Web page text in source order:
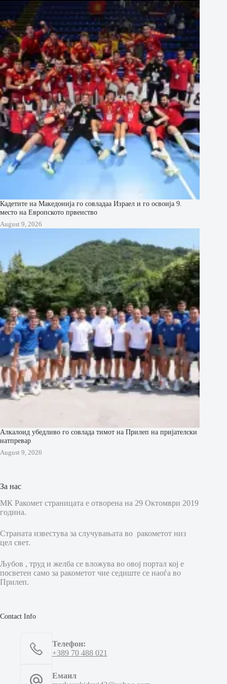
Кадетите на Македонија го совладаа Израел и го освоија 9.
место на Европското првенство
August 9, 2026
Алкалоид убедливо го совлада тимот на Прилеп на пријателски
натпревар
August 9, 2026
За нас
МК Ракомет страницата е отворена на 29 Октомври 2019
година.
Страната известува за случувањата во ракометот низ
цел свет.
Љубов , труд и желба се вложува во овој портал кој е
посветен само за ракометот чие седиште се наоѓа во
Прилеп.
Contact Info
Телефон:
+389 70 488 021
Емаил